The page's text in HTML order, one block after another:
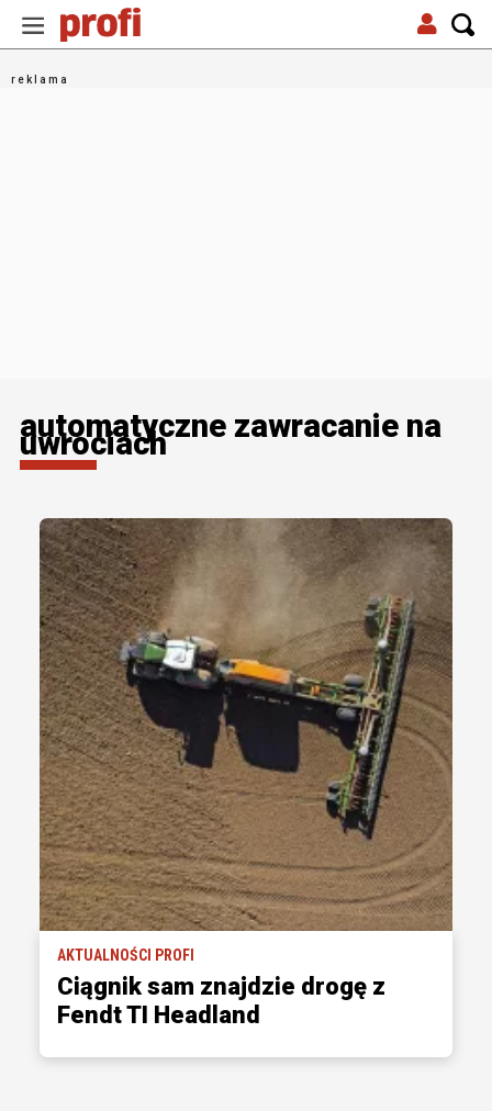
automatyczne zawracanie na
uwrociach
AKTUALNOŚCI PROFI
Ciągnik sam znajdzie drogę z
Fendt TI Headland